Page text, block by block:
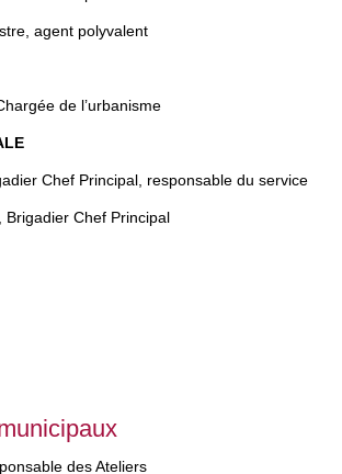
agent polyvalent
de l’urbanisme
Chef Principal, responsable du service
Brigadier Chef Principal
des Ateliers